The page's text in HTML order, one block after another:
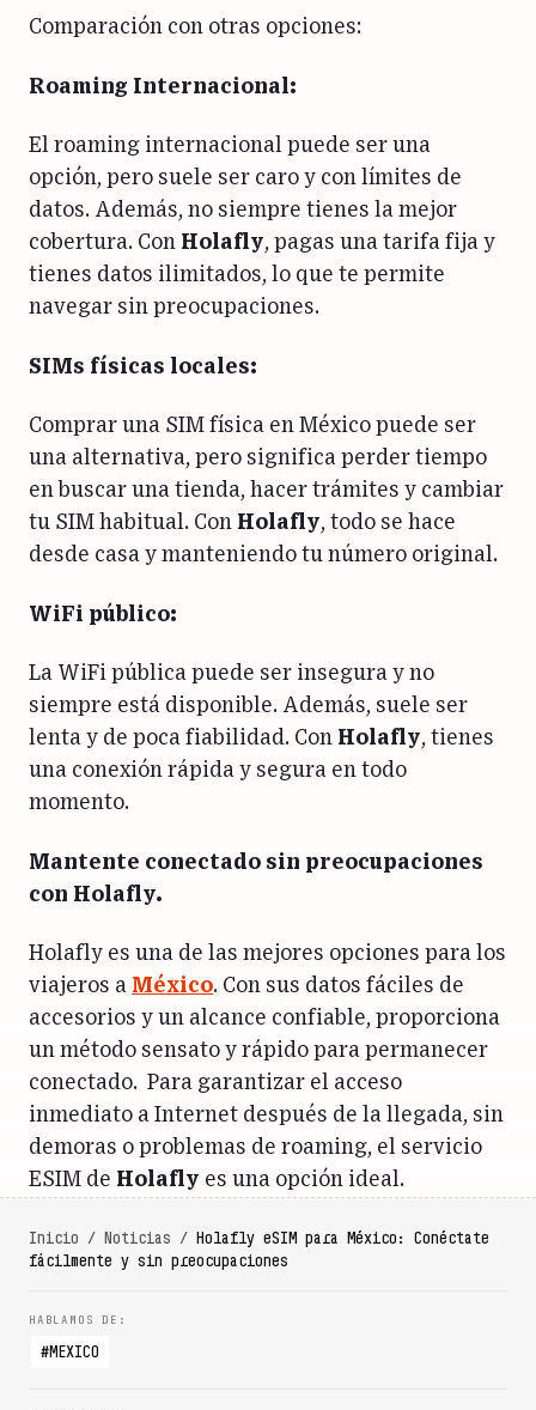
Comparación con otras opciones:
Roaming Internacional:
El roaming internacional puede ser una
opción, pero suele ser caro y con límites de
datos. Además, no siempre tienes la mejor
cobertura. Con Holafly, pagas una tarifa fija y
tienes datos ilimitados, lo que te permite
navegar sin preocupaciones.
SIMs físicas locales:
Comprar una SIM física en México puede ser
una alternativa, pero significa perder tiempo
en buscar una tienda, hacer trámites y cambiar
tu SIM habitual. Con Holafly, todo se hace
desde casa y manteniendo tu número original.
WiFi público:
La WiFi pública puede ser insegura y no
siempre está disponible. Además, suele ser
lenta y de poca fiabilidad. Con Holafly, tienes
una conexión rápida y segura en todo
momento.
Mantente conectado sin preocupaciones
con Holafly.
Holafly es una de las mejores opciones para los
viajeros a México. Con sus datos fáciles de
accesorios y un alcance confiable, proporciona
un método sensato y rápido para permanecer
conectado. Para garantizar el acceso
inmediato a Internet después de la llegada, sin
demoras o problemas de roaming, el servicio
ESIM de Holafly es una opción ideal.
Inicio / Noticias / Holafly eSIM para México: Conéctate
fácilmente y sin preocupaciones
MEXICO